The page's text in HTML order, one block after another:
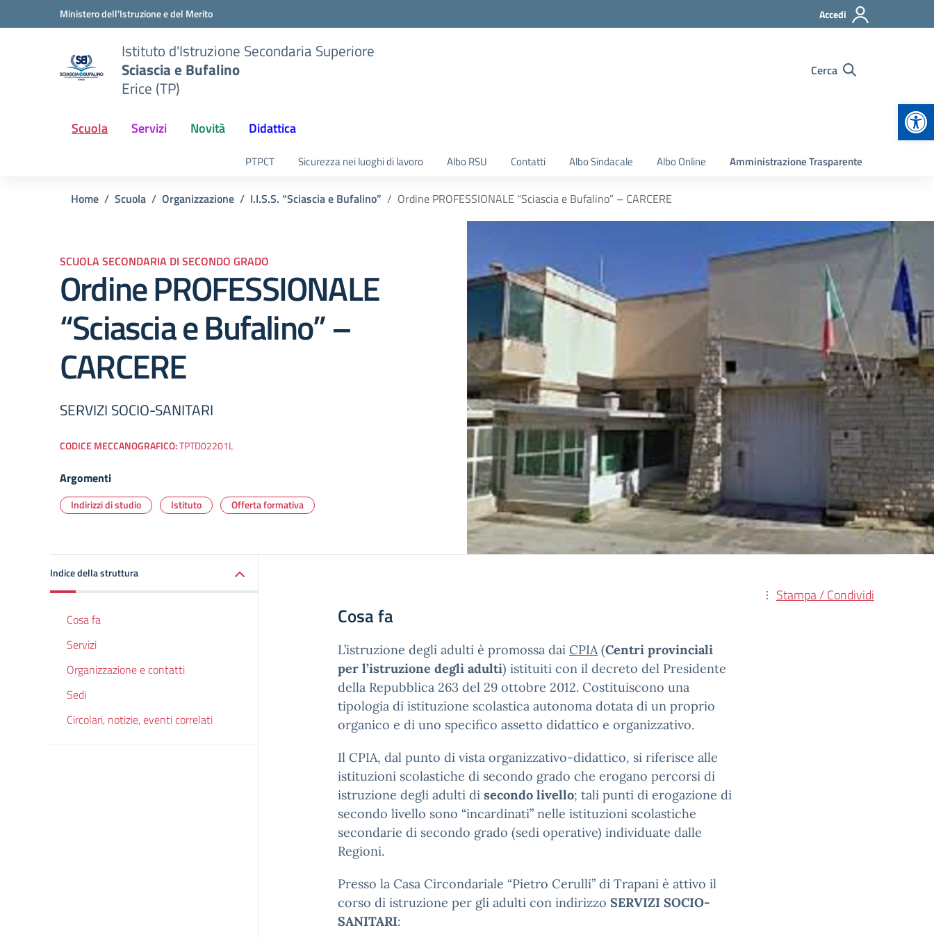
Vai ai contenuti
Vai al menu di navigazioneMinistero dell'Istruzione e del Merito Accedi
Istituto d'Istruzione Secondaria Superiore
Sciascia e Bufalino
Erice (TP)
Cerca
Scuola Servizi Novità Didattica
PTPCT Sicurezza nei luoghi di lavoro Albo RSU Contatti Albo Sindacale Albo Online Amministrazione Trasparente
Home Scuola Organizzazione I.I.S.S. “Sciascia e Bufalino” Ordine PROFESSIONALE “Sciascia e Bufalino” – CARCERE
SCUOLA SECONDARIA DI SECONDO GRADO
Ordine PROFESSIONALE
“Sciascia e Bufalino” –
CARCERE
SERVIZI SOCIO-SANITARI
CODICE MECCANOGRAFICO:TPTD02201L
Argomenti
Indirizzi di studio Istituto Offerta formativa
Indice della struttura
Cosa fa
Servizi
Organizzazione e contatti
Sedi
Circolari, notizie, eventi correlati
Stampa / Condividi
Cosa fa
L’istruzione degli adulti è promossa dai CPIA(Centri provinciali
per l’istruzione degli adulti) istituiti con il decreto del Presidente
della Repubblica 263 del 29 ottobre 2012. Costituiscono una
tipologia di istituzione scolastica autonoma dotata di un proprio
organico e di uno specifico assetto didattico e organizzativo.
Il CPIA, dal punto di vista organizzativo-didattico, si riferisce alle
istituzioni scolastiche di secondo grado che erogano percorsi di
istruzione degli adulti di secondo livello; tali punti di erogazione di
secondo livello sono “incardinati” nelle istituzioni scolastiche
secondarie di secondo grado (sedi operative) individuate dalle
Regioni.
Presso la Casa Circondariale “Pietro Cerulli” di Trapani è attivo il
corso di istruzione per gli adulti con indirizzo SERVIZI SOCIO-
SANITARI: